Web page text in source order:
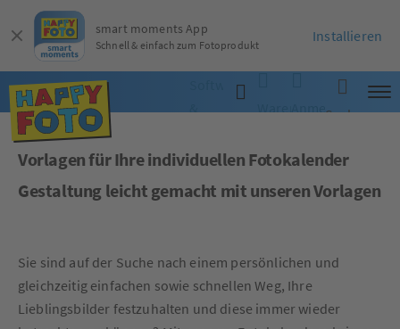
Software
WarenkorbAnmelden
Suche
Vorlagen für Ihre individuellen Fotokalender
Gestaltung leicht gemacht mit unseren Vorlagen
Sie sind auf der Suche nach einem persönlichen und
gleichzeitig einfachen sowie schnellen Weg, Ihre
Lieblingsbilder festzuhalten und diese immer wieder
smart moments App
Schnell & einfach zum Fotoprodukt
Installieren